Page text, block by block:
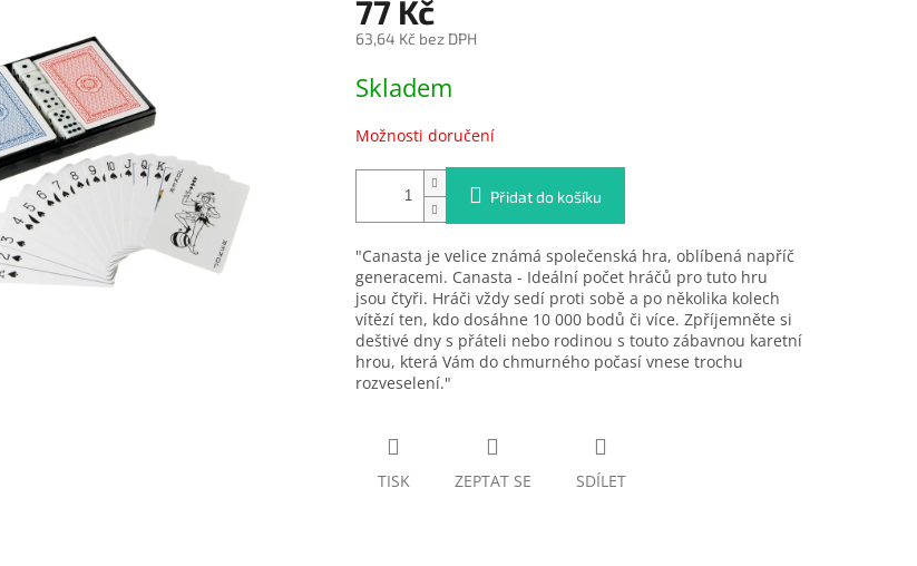
77 Kč
63,64 Kč bez DPH
cena:
Skladem
Možnosti doručení
Přidat do košíku
"Canasta je velice známá společenská hra, oblíbená napříč
generacemi. Canasta - Ideální počet hráčů pro tuto hru
jsou čtyři. Hráči vždy sedí proti sobě a po několika kolech
vítězí ten, kdo dosáhne 10 000 bodů či více. Zpříjemněte si
deštivé dny s přáteli nebo rodinou s touto zábavnou karetní
hrou, která Vám do chmurného počasí vnese trochu
rozveselení."
TISK ZEPTAT SE SDÍLET